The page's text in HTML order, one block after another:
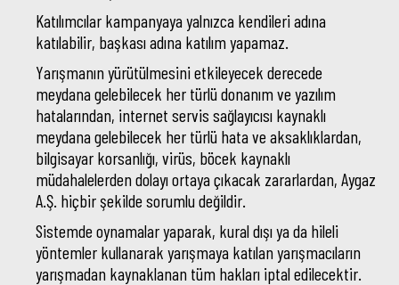
Katılımcılar kampanyaya yalnızca kendileri adına
katılabilir, başkası adına katılım yapamaz.
Yarışmanın yürütülmesini etkileyecek derecede
meydana gelebilecek her türlü donanım ve yazılım
hatalarından, internet servis sağlayıcısı kaynaklı
meydana gelebilecek her türlü hata ve aksaklıklardan,
bilgisayar korsanlığı, virüs, böcek kaynaklı
müdahalelerden dolayı ortaya çıkacak zararlardan, Aygaz
A.Ş. hiçbir şekilde sorumlu değildir.
Sistemde oynamalar yaparak, kural dışı ya da hileli
yöntemler kullanarak yarışmaya katılan yarışmacıların
yarışmadan kaynaklanan tüm hakları iptal edilecektir.